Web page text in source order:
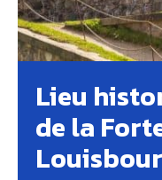
Lieu
de la